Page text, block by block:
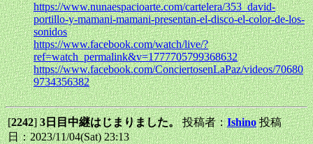
https://www.nunaespacioarte.com/cartelera/353_david-
portillo-y-mamani-mamani-presentan-el-disco-el-color-de-los-
sonidos
https://www.facebook.com/watch/live/?
ref=watch_permalink&v=1777705799368632
https://www.facebook.com/ConciertosenLaPaz/videos/70680
9734356382
[2242]3日目中継はじまりました。投稿者：Ishino 投稿
日：2023/11/04(Sat) 23:13